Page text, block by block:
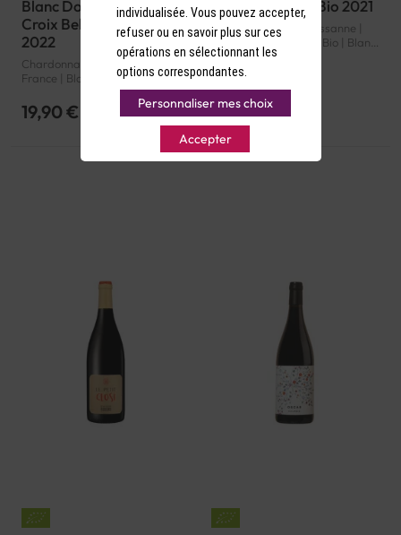
Blanc Domaine de la
Croix Belle Chardonnay
2022
Chardonnay | 13.5° d'alcool |
France | Blanc | Languedoc-
Roussillon | Côtes de Thongue |
IGP
19,90 €
Clos Amandaie Bio 2021
Grenache Blanc, Roussanne |
14° d'alcool | France | Bio | Blanc
| Languedoc-Roussillon |
Languedoc | AOP
13,90 €
individualisée. Vous pouvez accepter,
refuser ou en savoir plus sur ces
opérations en sélectionnant les
options correspondantes.
Personnaliser mes choix
Accepter